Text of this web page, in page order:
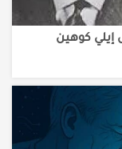
إيلي كوهين